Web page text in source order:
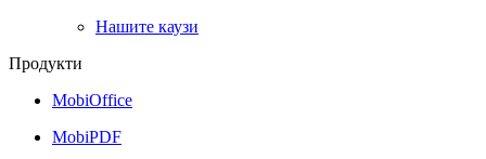
Нашите каузи
Продукти
MobiOffice
MobiPDF